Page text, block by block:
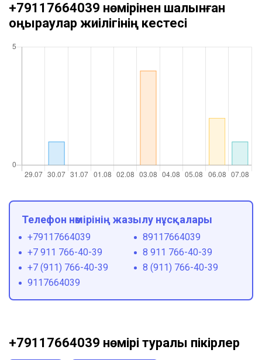
+79117664039 нөмірінен шалынған
қоңыраулар жиілігінің кестесі
Телефон нөмірінің жазылу нұсқалары
+79117664039
89117664039
+7 911 766-40-39
8 911 766-40-39
+7 (911) 766-40-39
8 (911) 766-40-39
9117664039
+79117664039 нөмірі туралы пікірлер